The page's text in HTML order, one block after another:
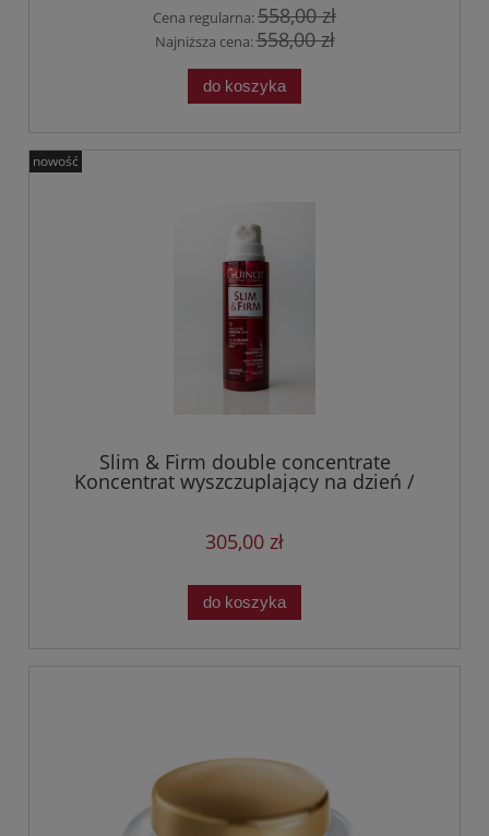
Cena regularna:558,00 zł
Najniższa cena:558,00 zł
do koszyka
Slim & Firm double concentrate
Koncentrat wyszczuplający na dzień /
Koncentrat ujędrniający na noc – ciało
305,00 zł
do koszyka
nowość